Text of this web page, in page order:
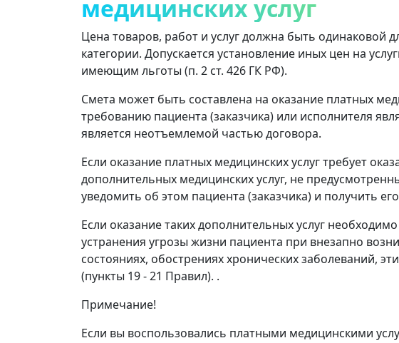
медицинских услуг
Цена товаров, работ и услуг должна быть одинаковой
категории. Допускается установление иных цен на
имеющим льготы (п. 2 ст. 426 ГК РФ).
Смета может быть составлена ​​на оказание платных
требованию пациента (заказчика) или исполнителя
является неотъемлемой частью договора.
Если оказание платных медицинских услуг требует
дополнительных медицинских услуг, не
уведомить об этом пациента (заказчика) и получить
Если оказание таких дополнительных услуг
устранения угрозы жизни пациента при внезапно
состояниях, обострениях хронических заболеваний,
(пункты 19 - 21 Правил). .
Примечание!
Если вы воспользовались платными медицинскими